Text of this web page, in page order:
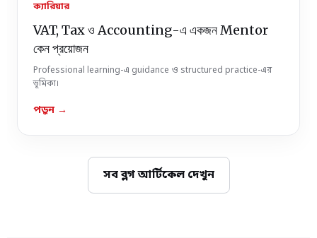
ক্যারিয়ার
VAT, Tax ও Accounting-এ একজন Mentor
কেন প্রয়োজন
Professional learning-এ guidance ও structured practice-এর
ভূমিকা।
পড়ুন →
সব ব্লগ আর্টিকেল দেখুন